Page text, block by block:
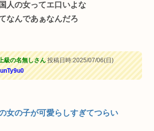
人の女ってエ口いよな
なんであぁなんだろ
級の名無しさん投稿日時:2025/07/06(日)
女の子が可愛らしすぎてつらい